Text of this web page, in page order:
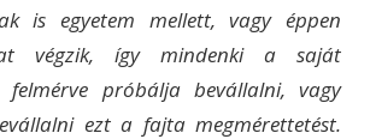
is egyetem mellett, vagy éppen
végzik, így mindenki a saját
felmérve próbálja bevállalni, vagy
ezt a fajta megmérettetést.